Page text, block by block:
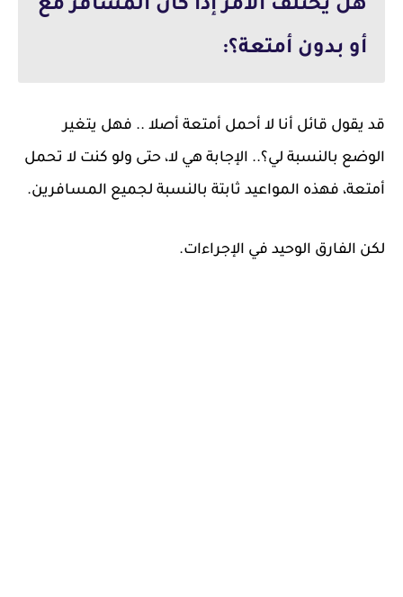
هل يختلف الأمر إذا كان المسافر مع
أو بدون أمتعة؟:
قد يقول قائل أنا لا أحمل أمتعة أصلا .. فهل يتغير
الوضع بالنسبة لي؟.. الإجابة هي لا، حتى ولو كنت لا تحمل
أمتعة، فهذه المواعيد ثابتة بالنسبة لجميع المسافرين.
لكن الفارق الوحيد في الإجراءات.